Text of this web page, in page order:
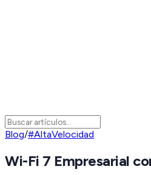
Blog/#AltaVelocidad
Wi-Fi 7 Empresarial